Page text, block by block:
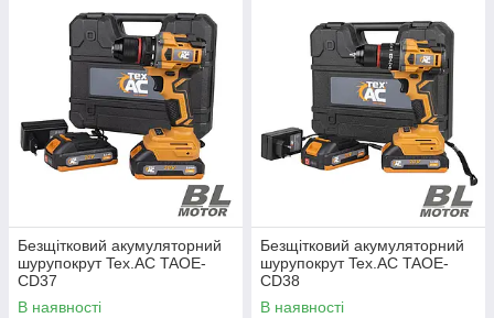
Безщітковий акумуляторний
шурупокрут Tex.AC TAOE-
CD37
В наявності
Безщітковий акумуляторний
шурупокрут Tex.AC TAOE-
CD38
В наявності